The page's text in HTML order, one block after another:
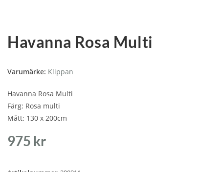
Havanna Rosa Multi
Varumärke: Klippan
Havanna Rosa Multi
Färg: Rosa multi
Mått: 130 x 200cm
975 kr